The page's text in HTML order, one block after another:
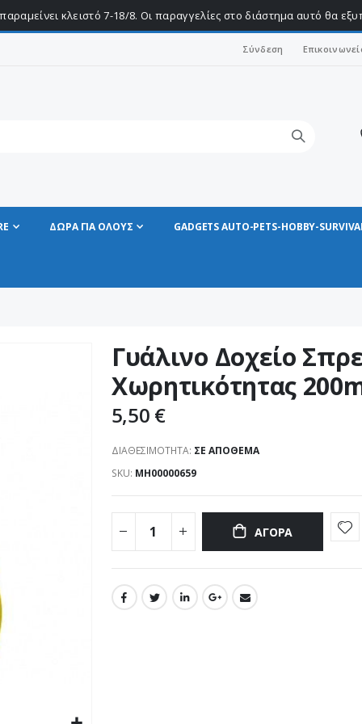
κλειστό 7-18/8. Οι παραγγελίες στο διάστημα αυτό θα
Σύνδεση
ΔΩΡΑ ΓΙΑ ΟΛΟΥΣ GADGETS AUTO-PETS-HOBBY-
Γυάλινο Δοχείο
Χωρητικότητας
5,50 €
ΔΙΑΘΕΣΙΜΌΤΗΤΑ: ΣΕ ΑΠΌΘΕΜΑ
SKU ΜΗ00000659
ΑΓΟΡΆ